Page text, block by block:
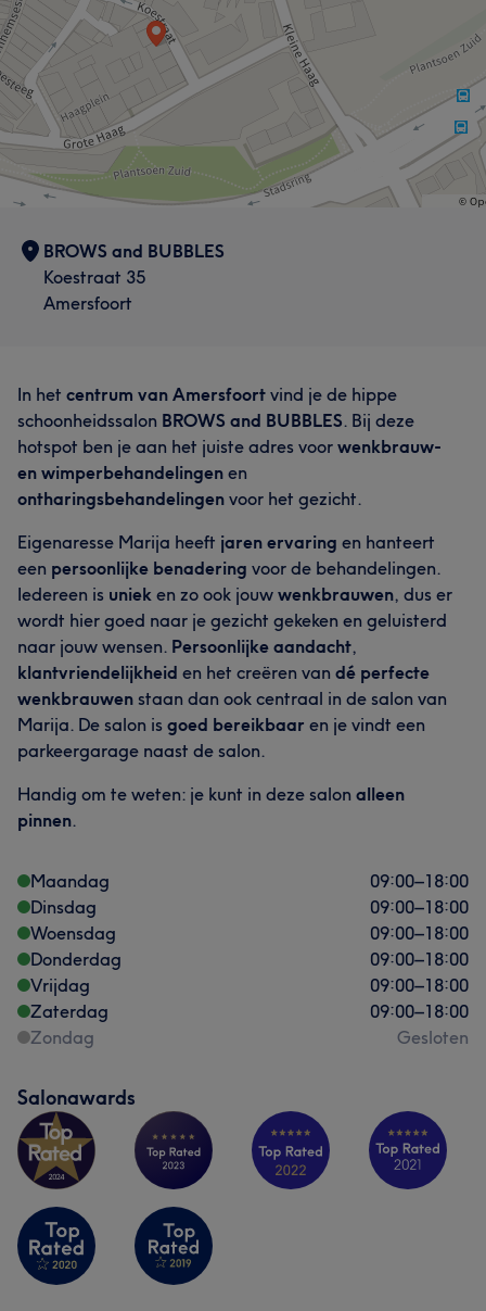
Wat onze klanten zeggen over Marija
Vakkundig
Getalenteerd
Portfolio
Wat onze klanten zeggen over Julia
Professioneel 12 Deskundig 11 Getalenteerd 7
BROWS and BUBBLES
Koestraat 35
Amersfoort
In het centrum van Amersfoort vind je de hippe
schoonheidssalon BROWS and BUBBLES. Bij deze
hotspot ben je aan het juiste adres voor wenkbrauw-
en wimperbehandelingen en
ontharingsbehandelingen voor het gezicht.
Eigenaresse Marija heeft jaren ervaring en hanteert
een persoonlijke benadering voor de behandelingen.
Iedereen is uniek en zo ook jouw wenkbrauwen, dus er
wordt hier goed naar je gezicht gekeken en geluisterd
naar jouw wensen. Persoonlijke aandacht,
klantvriendelijkheid en het creëren van dé perfecte
wenkbrauwen staan dan ook centraal in de salon van
Marija. De salon is goed bereikbaar en je vindt een
parkeergarage naast de salon.
Handig om te weten: je kunt in deze salon alleen
pinnen.
Maandag 09:00–18:00
Dinsdag
09:00–18:00
Woensdag
09:00–18:00
Donderdag
09:00–18:00
Vrijdag
09:00–18:00
Zaterdag
09:00–18:00
Zondag
Gesloten
Salonawards